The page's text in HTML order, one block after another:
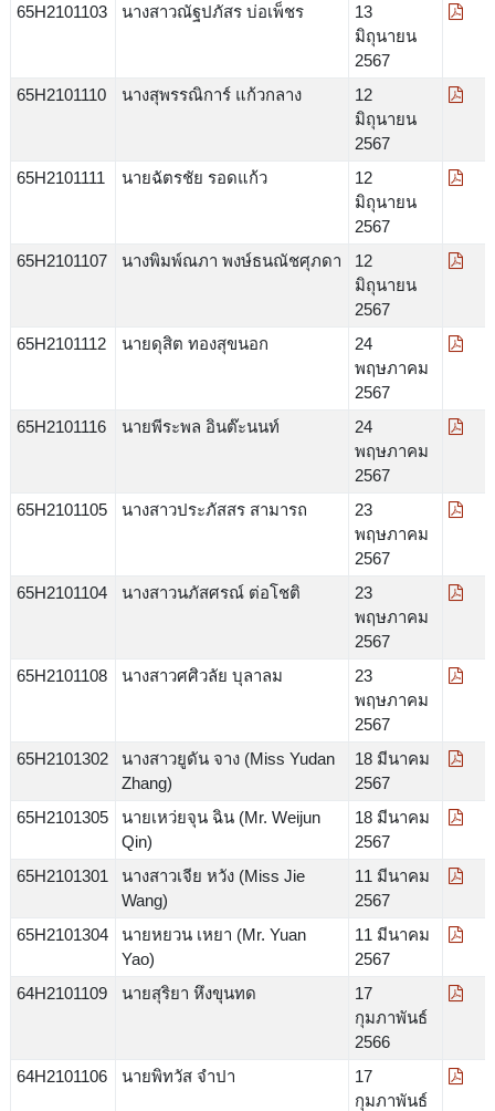
65H2101103
นางสาวณัฐปภัสร บ่อเพ็ชร
13
มิถุนายน
2567
65H2101110
นางสุพรรณิการ์ แก้วกลาง
12
มิถุนายน
2567
65H2101111
นายฉัตรชัย รอดแก้ว
12
มิถุนายน
2567
65H2101107
นางพิมพ์ณภา พงษ์ธนณัชศุภดา
12
มิถุนายน
2567
65H2101112
นายดุสิต ทองสุขนอก
24
พฤษภาคม
2567
65H2101116
นายพีระพล อินต๊ะนนท์
24
พฤษภาคม
2567
65H2101105
นางสาวประภัสสร สามารถ
23
พฤษภาคม
2567
65H2101104
นางสาวนภัสศรณ์ ต่อโชติ
23
พฤษภาคม
2567
65H2101108
นางสาวศศิวลัย บุลาลม
23
พฤษภาคม
2567
65H2101302
นางสาวยูดัน จาง (Miss Yudan
Zhang)
18 มีนาคม
2567
65H2101305
นายเหว่ยจุน ฉิน (Mr. Weijun
Qin)
18 มีนาคม
2567
65H2101301
นางสาวเจีย หวัง (Miss Jie
Wang)
11 มีนาคม
2567
65H2101304
นายหยวน เหยา (Mr. Yuan
Yao)
11 มีนาคม
2567
64H2101109
นายสุริยา หึงขุนทด
17
กุมภาพันธ์
2566
64H2101106
นายพิทวัส จำปา
17
กุมภาพันธ์